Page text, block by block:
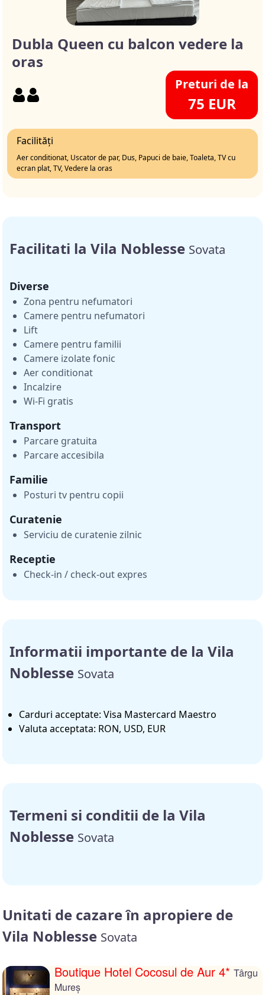
Dubla Queen cu balcon vedere la
oras
Preturi de la
75 EUR
Facilități
Aer conditionat, Uscator de par, Dus, Papuci de baie, Toaleta, TV cu
ecran plat, TV, Vedere la oras
Facilitati la Vila Noblesse Sovata
Diverse
Zona pentru nefumatori
Camere pentru nefumatori
Lift
Camere pentru familii
Camere izolate fonic
Aer conditionat
Incalzire
Wi-Fi gratis
Transport
Parcare gratuita
Parcare accesibila
Familie
Posturi tv pentru copii
Curatenie
Serviciu de curatenie zilnic
Receptie
Check-in / check-out expres
Informatii importante de la Vila
Noblesse Sovata
Carduri acceptate: Visa Mastercard Maestro
Valuta acceptata: RON, USD, EUR
Termeni si conditii de la Vila
Noblesse Sovata
Unitati de cazare în apropiere de
Vila Noblesse Sovata
Boutique Hotel Cocosul de Aur 4* Târgu
Mureș